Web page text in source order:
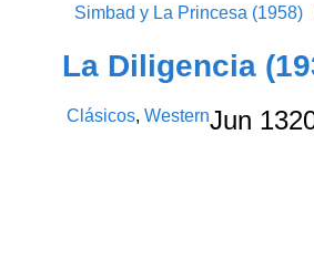
Simbad y La Princesa (1958)
La Diligencia
Clásicos,WesternJun 13